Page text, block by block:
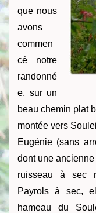
que nous
avons
commen
cé notre
randonné
e, sur un
beau chemin plat
montée vers
Eugénie (sans
dont une
ruisseau à sec
Payrols à sec,
hameau du